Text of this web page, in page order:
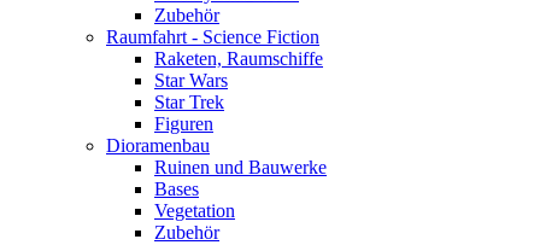
Zubehör
Raumfahrt - Science Fiction
Raketen, Raumschiffe
Star Wars
Star Trek
Figuren
Dioramenbau
Ruinen und Bauwerke
Bases
Vegetation
Zubehör